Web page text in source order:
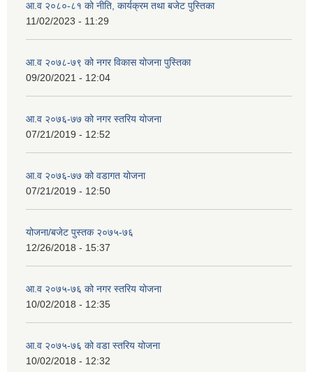
आ.व २०८०-८१ को नीति, कार्यक्रम तथा बजेट पुस्तिका
11/02/2023 - 11:29
आ.व २०७८-७९ को नगर विकास योजना पुस्तिका
09/20/2021 - 12:04
आ.व २०७६-७७ को नगर स्तरिय योजना
07/21/2019 - 12:52
आ.व २०७६-७७ को वडागत योजना
07/21/2019 - 12:50
योजना/बजेट पुस्तक २०७५-७६
12/26/2018 - 15:37
आ.व २०७५-७६ को नगर स्तरिय योजना
10/02/2018 - 12:35
आ.व २०७५-७६ को वडा स्तरिय योजना
10/02/2018 - 12:32